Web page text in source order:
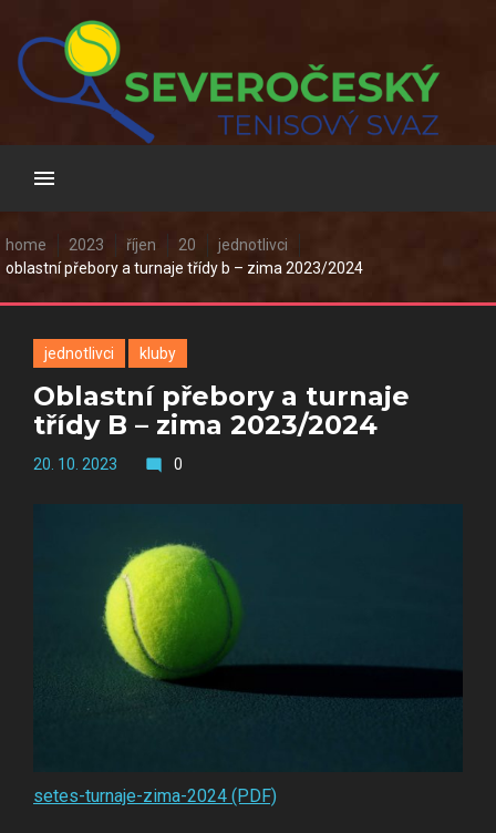
content
home 2023 říjen 20
jednotlivci
oblastní přebory a turnaje třídy b – zima 2023/2024
jednotlivci kluby
Oblastní přebory a turnaje
třídy B – zima 2023/2024
20. 10. 2023 mode_comment 0
setes-turnaje-zima-2024 (PDF)